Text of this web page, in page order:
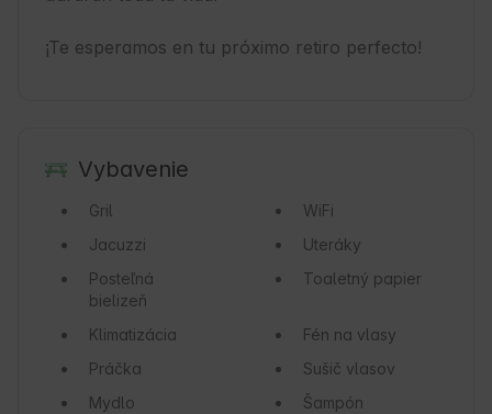
¡Te esperamos en tu próximo retiro perfecto!
Vybavenie
Gril
WiFi
Jacuzzi
Uteráky
Posteľná
bielizeň
Toaletný papier
Klimatizácia
Fén na vlasy
Práčka
Sušič vlasov
Mydlo
Šampón